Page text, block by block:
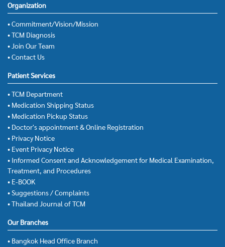
Organization
• Commitment/Vision/Mission
• TCM Diagnosis
• Join Our Team
• Contact Us
Patient Services
• TCM Department
• Medication Shipping Status
• Medication Pickup Status
• Doctor's appointment & Online Registration
• Privacy Notice
• Event Privacy Notice
• Informed Consent and Acknowledgement for Medical Examination,
Treatment, and Procedures
• E-BOOK
• Suggestions / Complaints
• Thailand Journal of TCM
Our Branches
• Bangkok Head Office Branch